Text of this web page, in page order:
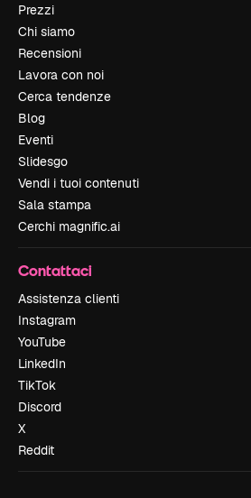
Prezzi
Chi siamo
Recensioni
Lavora con noi
Cerca tendenze
Blog
Eventi
Slidesgo
Vendi i tuoi contenuti
Sala stampa
Cerchi magnific.ai
Contattaci
Assistenza clienti
Instagram
YouTube
LinkedIn
TikTok
Discord
X
Reddit